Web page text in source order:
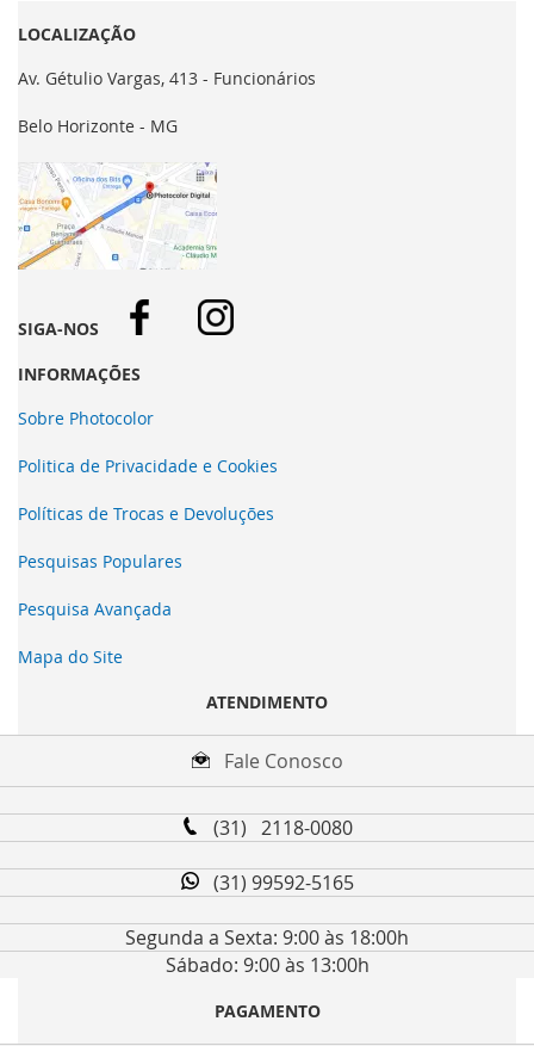
LOCALIZAÇÃO
Av. Gétulio Vargas, 413 - Funcionários
Belo Horizonte - MG
SIGA-NOS
INFORMAÇÕES
Sobre Photocolor
Politica de Privacidade e Cookies
Políticas de Trocas e Devoluções
Pesquisas Populares
Pesquisa Avançada
Mapa do Site
ATENDIMENTO
Fale Conosco
(31) 2118-0080
(31) 99592-5165
Segunda a Sexta: 9:00 às 18:00h
Sábado: 9:00 às 13:00h
PAGAMENTO